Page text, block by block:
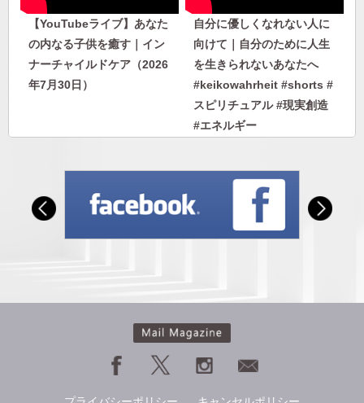
【YouTubeライブ】あなた
の内なる子供を癒す｜イン
ナーチャイルドケア（2026
年7月30日）
自分に優しくなれない人に
向けて｜自分のために人生
を生きられないあなたへ
#keikowahrheit #shorts #
スピリチュアル #現実創造
#エネルギー
自分に優しくなれない人に
人から否定されないエネル
#keikowahrheit #shorts #
スピリチュアル #現実創造
#エネルギー